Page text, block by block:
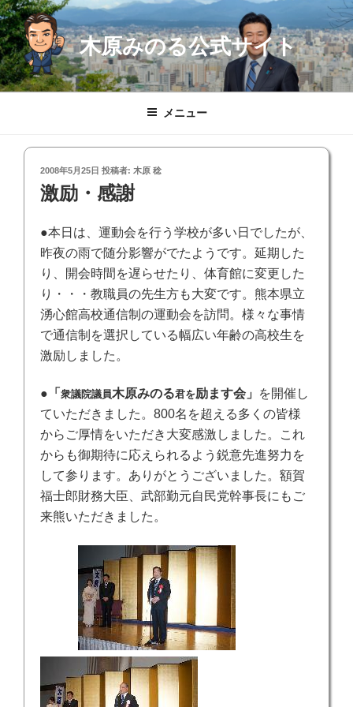
コ
ン
テ
ン
ツ
木原みのる公式サイト
メニュー
投
稿
日:
2008年5月25日 投稿者: 木原 稔
激励・感謝
●本日は、運動会を行う学校が多い日でしたが、
昨夜の雨で随分影響がでたようです。延期した
り、開会時間を遅らせたり、体育館に変更した
り・・・教職員の先生方も大変です。熊本県立
湧心館高校通信制の運動会を訪問。様々な事情
で通信制を選択している幅広い年齢の高校生を
激励しました。
● 「 衆議院議員木原みのる君を励ます会」
を開催し
ていただきました。800名を超える多くの皆様
からご厚情をいただき大変感激しました。これ
からも御期待に応えられるよう鋭意先進努力を
して参ります。ありがとうございました。 額賀
福士郎財務大臣、武部勤元自民党幹事長にもご
来熊いただきました。